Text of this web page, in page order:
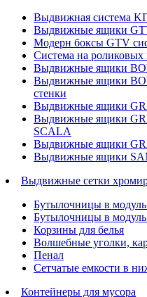
Выдвижная система
Выдвижные ящики
Модерн боксы GTV
Система на
Выдвижные ящики
Выдвижные ящики
стенки
Выдвижные ящики
Выдвижные ящики
SCALA
Выдвижные ящики
Выдвижные ящики
Выдвижные сетки
Бутылочницы в
Бутылочницы в
Корзины для белья
Волшебные уголки,
Пенал
Cетчатые емкости в
Контейнеры для мусора